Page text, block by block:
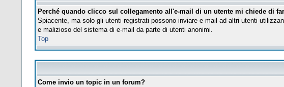
Perché quando clicco sul collegamento all'e-mail di un utente mi chiede di
Spiacente, ma solo gli utenti registrati possono inviare e-mail ad altri utenti
e malizioso del sistema di e-mail da parte di utenti anonimi.
Top
Come invio un topic in un forum?